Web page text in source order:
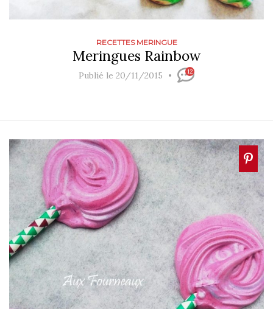
RECETTES MERINGUE
Meringues Rainbow
Publié le 20/11/2015 12